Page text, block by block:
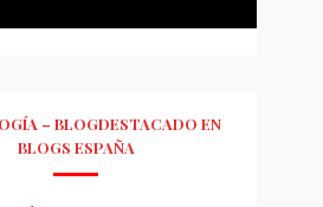
– BLOGDESTACADO EN
BLOGS ESPAÑA